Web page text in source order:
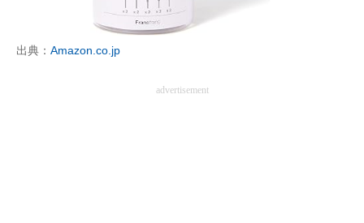
企業向けIT製品の総合サイト
出典： Amazon.co.jp
advertisement